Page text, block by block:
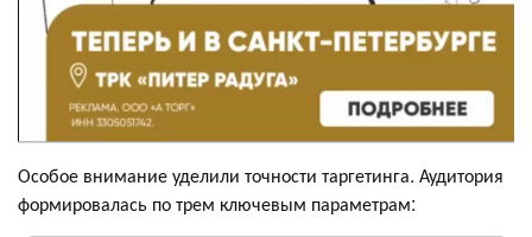
Особое внимание уделили точности таргетинга. Аудитория
формировалась по трем ключевым параметрам: